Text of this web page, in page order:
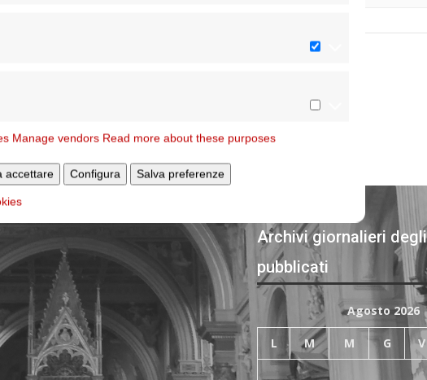
Manage vendors Read more about these purposes
accettare Configura Salva preferenze
Archivi giornalieri
pubblicati
Agosto 2026
L M M G V